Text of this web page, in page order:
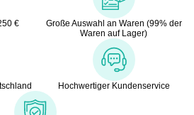
€
Große Auswahl an Waren (99% der
Waren auf Lager)
Hochwertiger Kundenservice